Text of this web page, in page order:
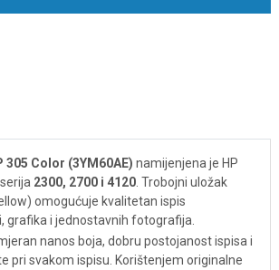
305 Color (3YM60AE) namijenjena je HP
2300, 2700 i 4120. Trobojni uložak
omogućuje kvalitetan ispis
grafika i jednostavnih fotografija.
nanos boja, dobru postojanost ispisa i
pri svakom ispisu. Korištenjem originalne